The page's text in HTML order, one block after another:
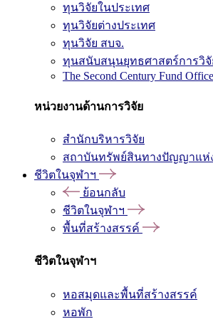
ทุนวิจัยในประเทศ
ทุนวิจัยต่างประเทศ
ทุนวิจัย สบจ.
ทุนสนับสนุนยุทธศาสตร์การวิจั
The Second Century Fund
หน่วยงานด้านการวิจัย
สำนักบริหารวิจัย
สถาบันทรัพย์สินทางปัญญาแห่
ชีวิตในจุฬาฯ
ย้อนกลับ
ชีวิตในจุฬาฯ
พื้นที่สร้างสรรค์
ชีวิตในจุฬาฯ
หอสมุดและพื้นที่สร้างสรรค์
หอพัก